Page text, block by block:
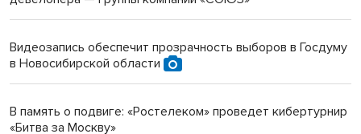
Видеозапись обеспечит прозрачность выборов в Госдуму
в Новосибирской области
В память о подвиге: «Ростелеком» проведет кибертурнир
«Битва за Москву»